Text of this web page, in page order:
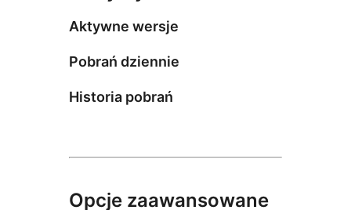
Aktywne wersje
Pobrań dziennie
Historia pobrań
Opcje zaawansowane